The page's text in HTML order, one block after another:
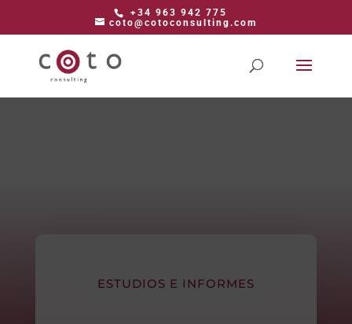
+34 963 942 775
coto@cotoconsulting.com
ESTUDIOS E INFORMES